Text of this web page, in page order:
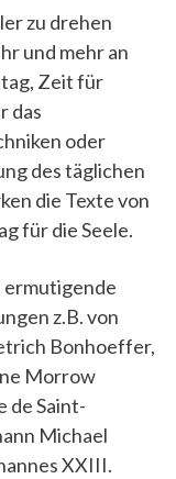
zu drehen
und mehr an
Zeit für
das
oder
des täglichen
die Texte von
für die Seele.
ermutigende
z.B. von
Bonhoeffer,
Morrow
de Saint-
Michael
XXIII.